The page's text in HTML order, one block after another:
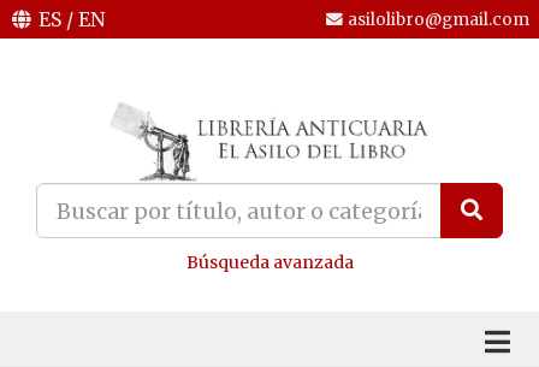
ES / EN asilolibro@gmail.com
Búsqueda avanzada